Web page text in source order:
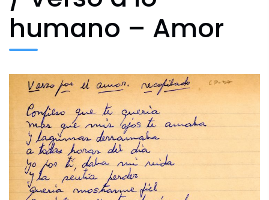
Archivo Fotográfico y Documental
Contacto
humano – Amor